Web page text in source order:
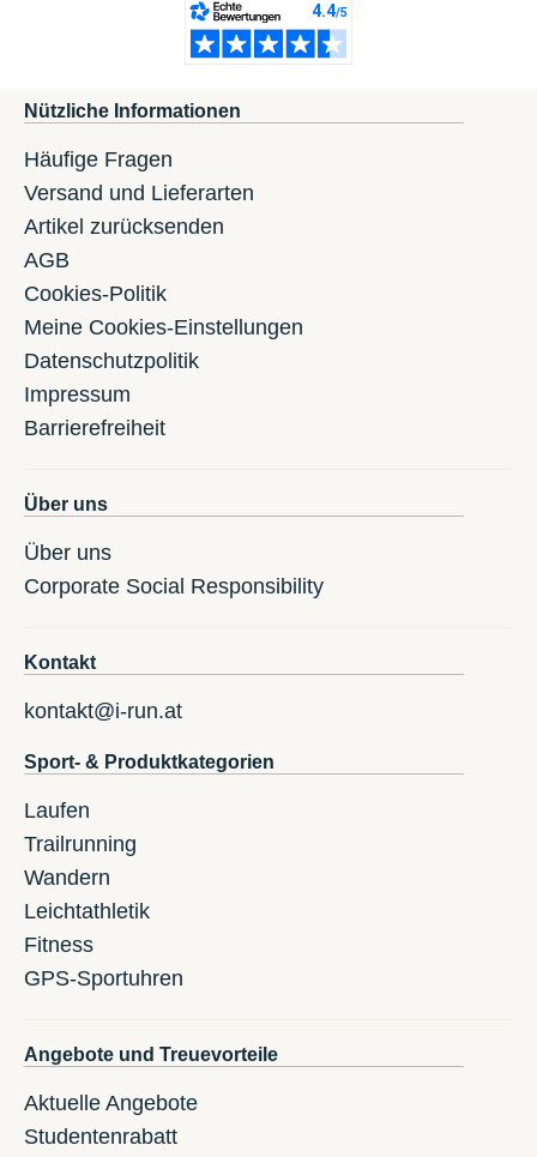
Nützliche Informationen
Häufige Fragen
Versand und Lieferarten
Artikel zurücksenden
AGB
Cookies-Politik
Meine Cookies-Einstellungen
Datenschutzpolitik
Impressum
Barrierefreiheit
Über uns
Über uns
Corporate Social Responsibility
Kontakt
kontakt@i-run.at
Sport- & Produktkategorien
Laufen
Trailrunning
Wandern
Leichtathletik
Fitness
GPS-Sportuhren
Angebote und Treuevorteile
Aktuelle Angebote
Studentenrabatt